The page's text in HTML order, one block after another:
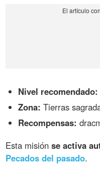
Nivel recomendado:
Zona: Tierras
Recompensas:
Esta misiónse activa
Pecados del pasado.